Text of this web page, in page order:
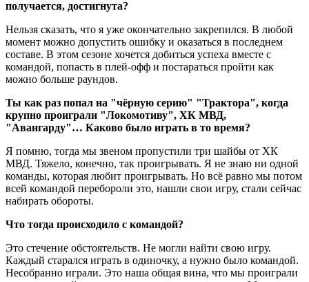
получается, достигнута?
Нельзя сказать, что я уже окончательно закрепился. В любой
момент можно допустить ошибку и оказаться в последнем
составе. В этом сезоне хочется добиться успеха вместе с
командой, попасть в плей-офф и постараться пройти как
можно больше раундов.
Ты как раз попал на "чёрную серию" "Трактора", когда
крупно проиграли "Локомотиву", ХК МВД,
"Авангарду"… Каково было играть в то время?
Я помню, тогда мы звеном пропустили три шайбы от ХК
МВД. Тяжело, конечно, так проигрывать. Я не знаю ни одной
команды, которая любит проигрывать. Но всё равно мы потом
всей командой перебороли это, нашли свои игру, стали сейчас
набирать обороты.
Что тогда происходило с командой?
Это стечение обстоятельств. Не могли найти свою игру.
Каждый старался играть в одиночку, а нужно было командой.
Несобранно играли. Это наша общая вина, что мы проиграли